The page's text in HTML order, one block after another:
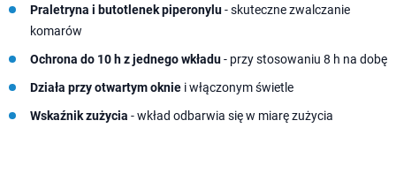
Praletryna i butotlenek piperonylu- skuteczne zwalczanie
komarów
Ochrona do 10 h z jednego wkładu- przy stosowaniu 8 h na dobę
Działa przy otwartym oknie i włączonym świetle
Wskaźnik zużycia - wkład odbarwia się w miarę zużycia